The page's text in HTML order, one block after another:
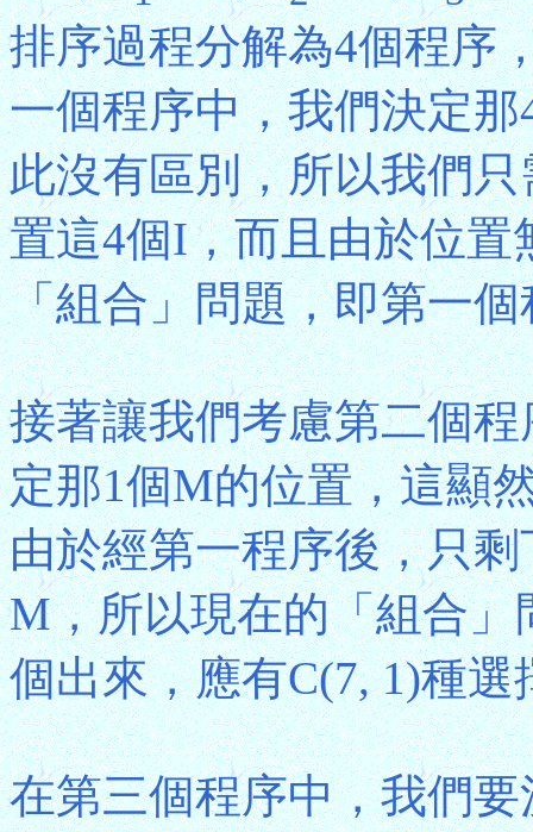
排序過程分解為4個程序
一個程序中，我們決定
此沒有區別，所以我們
置這4個I，而且由於位
「組合」問題，即第一
接著讓我們考慮第二個
定那1個M的位置，這顯
由於經第一程序後，只
M，所以現在的「組合
個出來，應有C(7, 1)種選
在第三個程序中，我們